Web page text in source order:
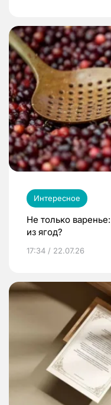
Интересное
Не только
из ягод?
17:34 / 22.07.26